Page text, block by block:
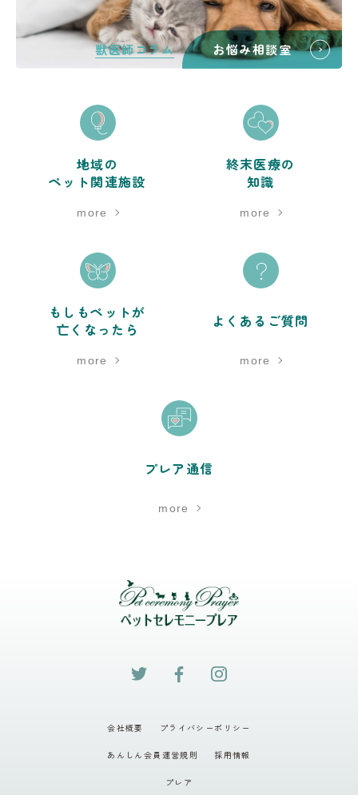
獣医師コラム お悩み相談室
地域の
ペット関連施設
more
終末医療の
知識
more
もしもペットが
亡くなったら
more
よくあるご質問
more
プレア通信
more
会社概要 プライバシーポリシー
あんしん会員運営規則 採用情報
プレア